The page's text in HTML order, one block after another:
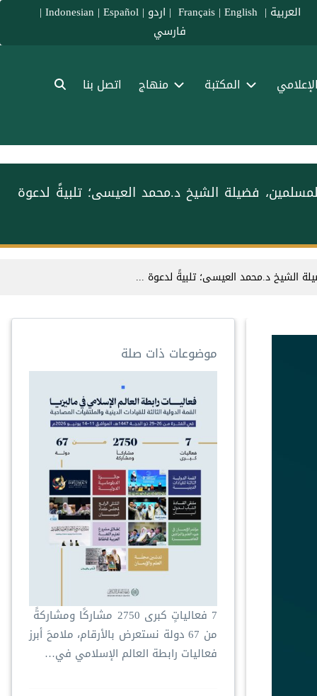
العربية |
Français
| English
| اردو |
Indonesian | Español
|
فارسي
المكتبة منهاج اتصل بنا
فضيلة الشيخ د.⁧‫محمد العيسى‬‬⁩؛ تلبيةً لدعوة
الشيخ د.⁧‫محمد العيسى‬‬⁩؛ تلبيةً لدعوة ...
موضوعات ذات صلة
‏7 فعالياتٍ كبرى ‏2750 مشاركًا ومشاركةً ‏
من 67 دولة ‏نستعرض بالأرقام، ملامحَ أبرز
فعاليات ⁧‫رابطة العالم الإسلامي‬⁩ في…